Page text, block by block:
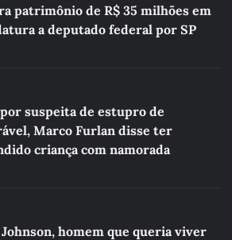
patrimônio de R$ 35 milhões em
a deputado federal por SP
suspeita de estupro de
Marco Furlan disse ter
criança com namorada
homem que queria viver